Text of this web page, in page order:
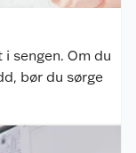
sengen. Om du
bør du sørge